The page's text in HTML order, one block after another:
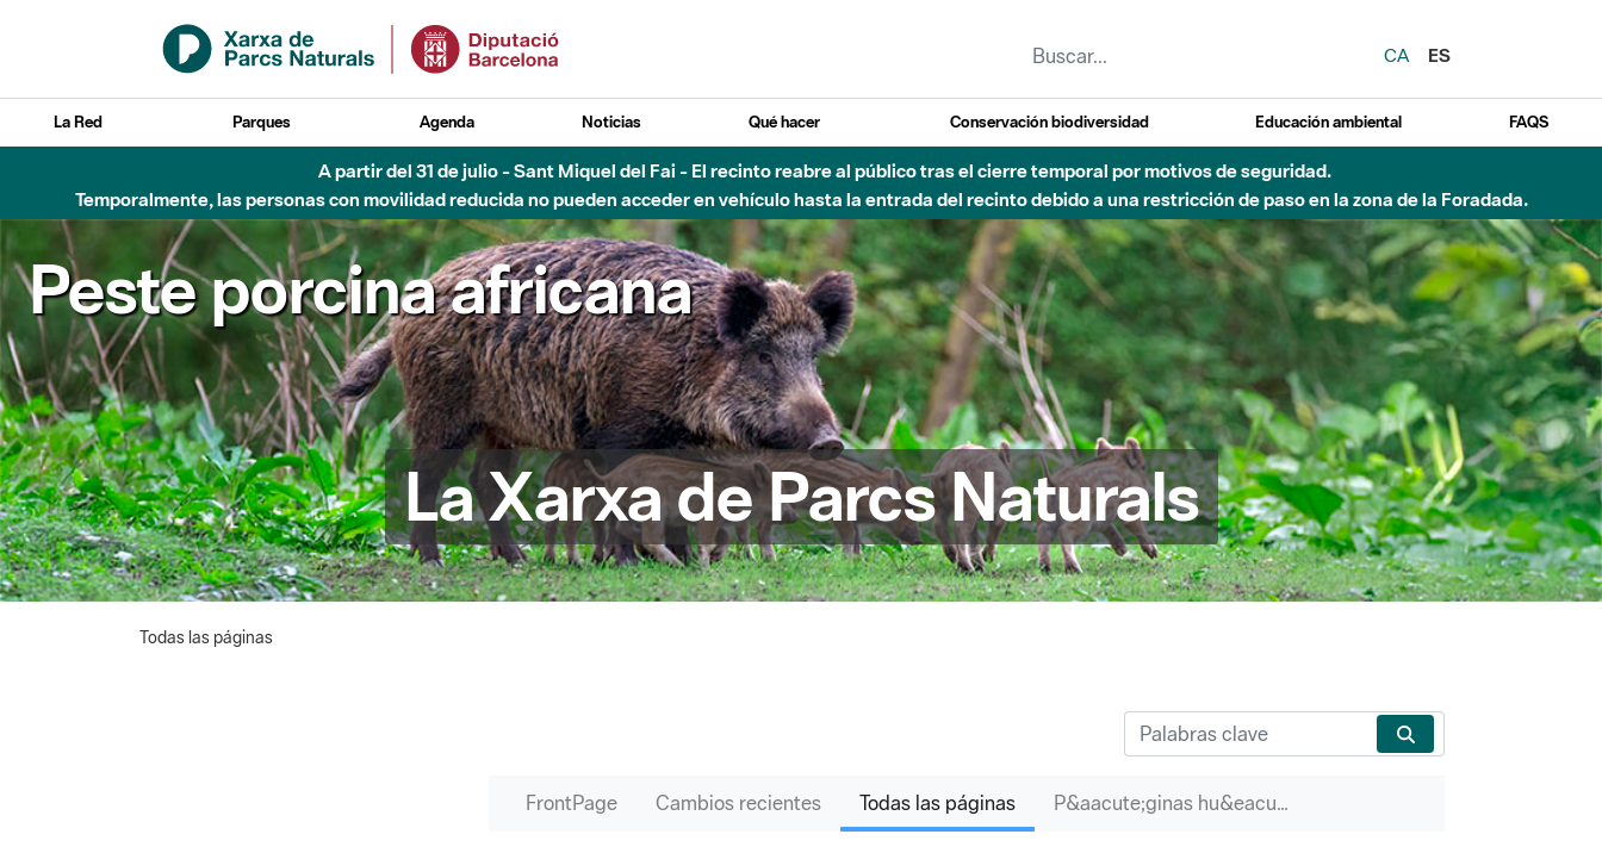
Saltar al contenido principal
CA
ES
La Red Parques Agenda Noticias Qué hacer Conservación biodiversidad Educación ambiental FAQS
A partir del 31 de julio - Sant Miquel del Fai - El recinto reabre al público tras el cierre temporal por motivos de seguridad.
Temporalmente, las personas con movilidad reducida no pueden acceder en vehículo hasta la entrada del recinto debido a una restricción de paso en la zona de la Foradada.
Peste porcina africana
La Xarxa de Parcs Naturals
Todas las páginas
FrontPage Cambios recientes Todas las páginas P&aacute;ginas hu&eacute;rfanas